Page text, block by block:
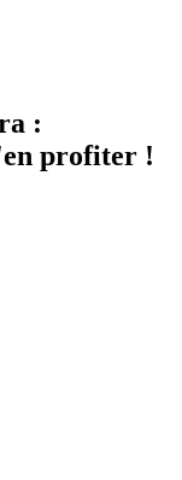
:
profiter !